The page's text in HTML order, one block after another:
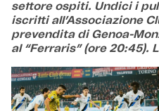
settore ospiti. Undici i
iscritti all’Associazione
prevendita di Genoa-
al “Ferraris” (ore 20:45).